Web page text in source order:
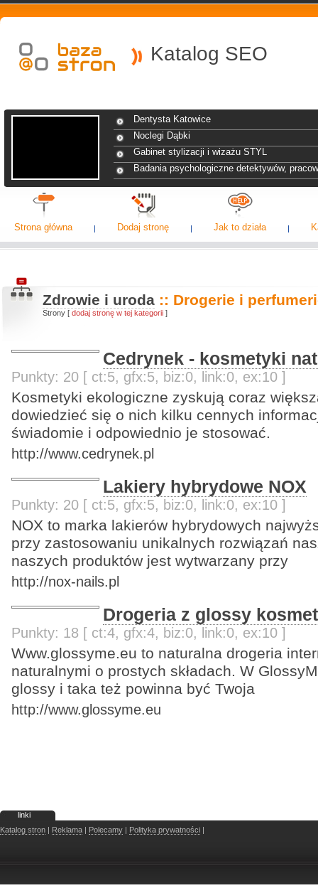
Katalog SEO
Dentysta Katowice
Noclegi Dąbki
Gabinet stylizacji i wizażu STYL
Badania psychologiczne detektywów,
Strona główna Dodaj stronę Jak to działa
Zdrowie i uroda :: Drogerie i
Strony [ dodaj stronę w tej kategorii ]
Cedrynek - kosmetyki
Punkty: 20 [ ct:5, gfx:5, biz:0, link:0, ex:10 ]
Kosmetyki ekologiczne zyskują coraz
dowiedzieć się o nich kilku cennych
świadomie i odpowiednio je stosować.
http://www.cedrynek.pl
Lakiery hybrydowe NOX
Punkty: 20 [ ct:5, gfx:5, biz:0, link:0, ex:10 ]
NOX to marka lakierów hybrydowych
przy zastosowaniu unikalnych rozwiązań
naszych produktów jest wytwarzany przy
http://nox-nails.pl
Drogeria z glossy
Punkty: 18 [ ct:4, gfx:4, biz:0, link:0, ex:10 ]
Www.glossyme.eu to naturalna drogeria
naturalnymi o prostych składach. W
glossy i taka też powinna być Twoja
http://www.glossyme.eu
linki
Katalog stron | Reklama | Polecamy | Polityka prywatności |